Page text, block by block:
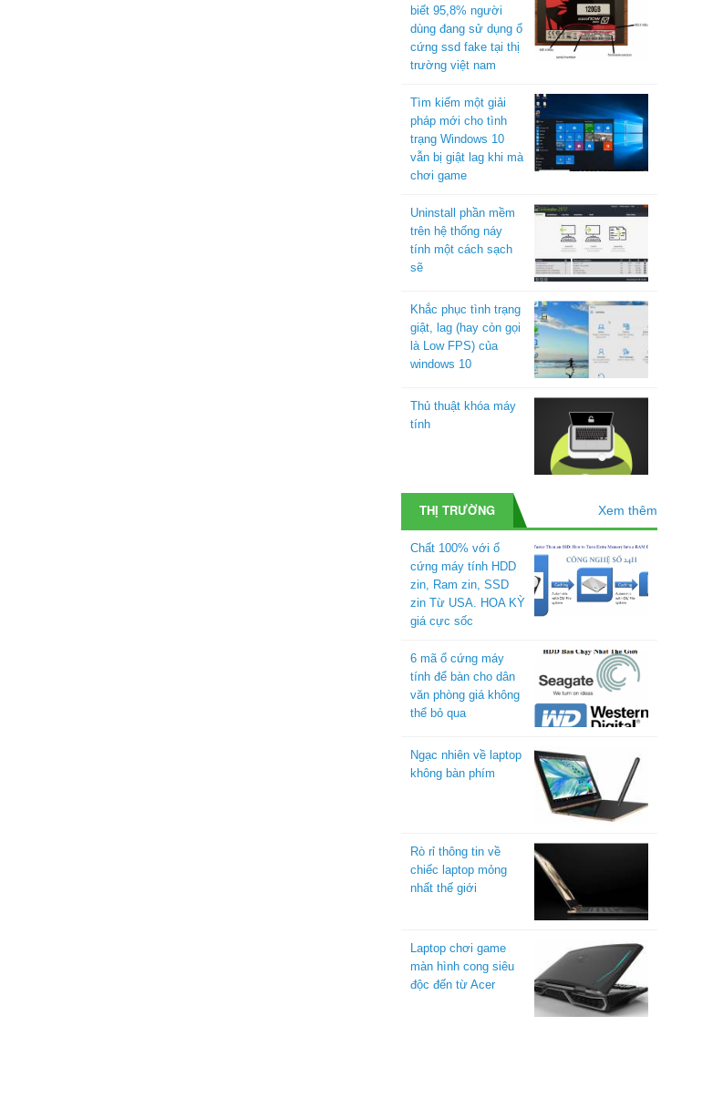
biết 95,8% người
dùng đang sử dụng ổ
cứng ssd fake tại thị
trường việt nam
Tìm kiếm một giải
pháp mới cho tình
trạng Windows 10
vẫn bị giật lag khi mà
chơi game
Uninstall phần mềm
trên hệ thống náy
tính một cách sạch
sẽ
Khắc phục tình trạng
giật, lag (hay còn gọi
là Low FPS) của
windows 10
Thủ thuật khóa máy
tính
THỊ TRƯỜNG Xem thêm
Chất 100% với ổ
cứng máy tính HDD
zin, Ram zin, SSD
zin Từ USA. HOA KỲ
giá cực sốc
6 mã ổ cứng máy
tính để bàn cho dân
văn phòng giá không
thể bỏ qua
Ngạc nhiên về laptop
không bàn phím
Rò rỉ thông tin về
chiếc laptop mỏng
nhất thế giới
Laptop chơi game
màn hình cong siêu
độc đến từ Acer